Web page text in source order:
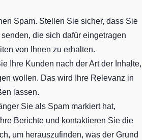
Spam. Stellen Sie sicher, dass Sie
die sich dafür eingetragen
von Ihnen zu erhalten.
Ihre Kunden nach der Art der Inhalte,
wollen. Das wird Ihre Relevanz in
lassen.
Sie als Spam markiert hat,
Berichte und kontaktieren Sie die
um herauszufinden, was der Grund